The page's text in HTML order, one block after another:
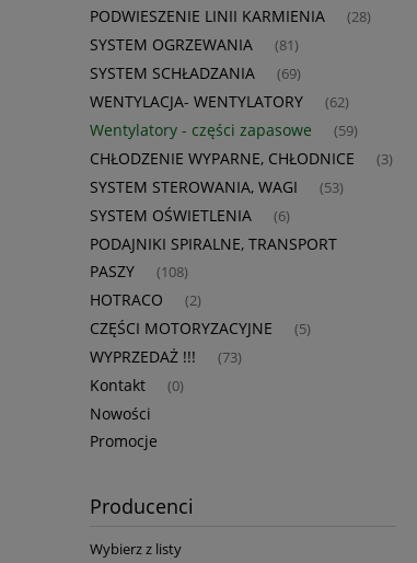
PODWIESZENIE LINII KARMIENIA (28)
SYSTEM OGRZEWANIA (81)
SYSTEM SCHŁADZANIA (69)
WENTYLACJA- WENTYLATORY (62)
Wentylatory - części zapasowe (59)
CHŁODZENIE WYPARNE, CHŁODNICE (3)
SYSTEM STEROWANIA, WAGI (53)
SYSTEM OŚWIETLENIA (6)
PODAJNIKI SPIRALNE, TRANSPORT
PASZY
(108)
HOTRACO (2)
CZĘŚCI MOTORYZACYJNE (5)
WYPRZEDAŻ !!! (73)
Kontakt (0)
Nowości
Promocje
Producenci
Wybierz z listy